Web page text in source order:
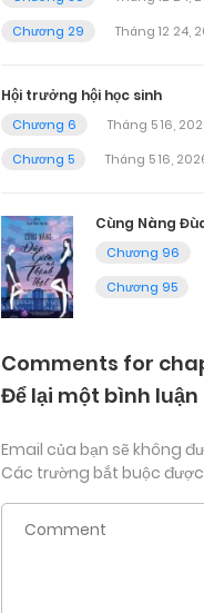
Chương 29
Tháng 12 24,
Hội trưởng hội học sinh
Chương 6
Tháng 5 16,
Chương 5
Tháng 5 16,
Cùng Nàng
Chương 96
Chương 95
Comments for
Để lại một bình luận
Email của bạn sẽ không
Các trường bắt buộc